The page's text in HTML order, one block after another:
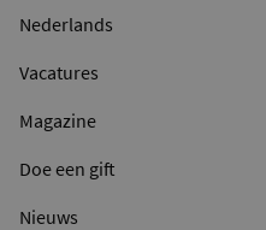
Vacatures
Magazine
Doe een gift
Nieuws